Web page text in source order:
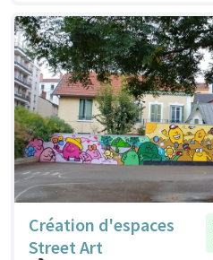
Création d'espaces
Street Art